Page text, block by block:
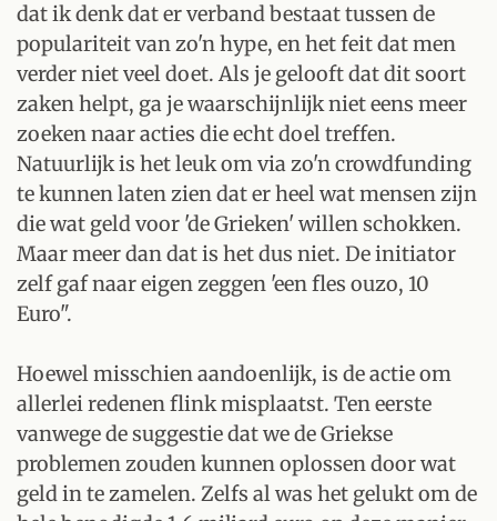
dat ik denk dat er verband bestaat tussen de
populariteit van zo'n hype, en het feit dat men
verder niet veel doet. Als je gelooft dat dit soort
zaken helpt, ga je waarschijnlijk niet eens meer
zoeken naar acties die echt doel treffen.
Natuurlijk is het leuk om via zo'n crowdfunding
te kunnen laten zien dat er heel wat mensen zijn
die wat geld voor 'de Grieken' willen schokken.
Maar meer dan dat is het dus niet. De initiator
zelf gaf naar eigen zeggen 'een fles ouzo, 10
Euro".
Hoewel misschien aandoenlijk, is de actie om
allerlei redenen flink misplaatst. Ten eerste
vanwege de suggestie dat we de Griekse
problemen zouden kunnen oplossen door wat
geld in te zamelen. Zelfs al was het gelukt om de